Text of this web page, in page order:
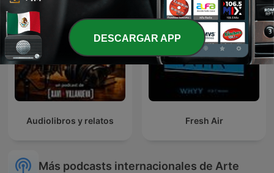
Audiolibros y relatos Fresh Air
Más podcasts internacionales de Arte
DESCARGAR APP